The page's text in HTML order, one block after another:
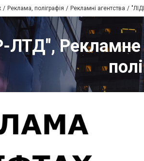
Реклама, поліграфія Рекламні агентства
ЛТД", Рекламне